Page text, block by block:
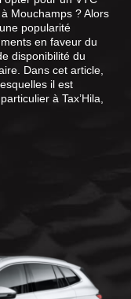
Mouchamps ? Alors
popularité
en faveur du
disponibilité du
Dans cet article,
il est
à Tax’Hila,